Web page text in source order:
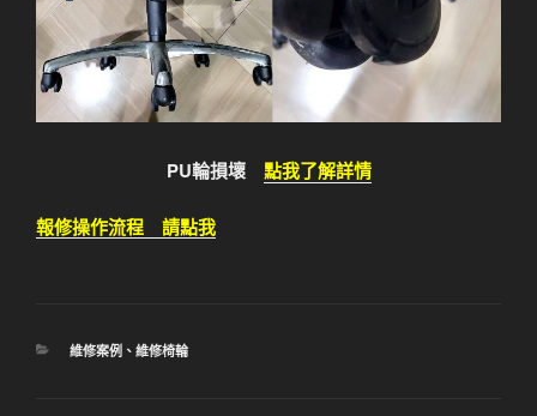
PU輪損壞 點我了解詳情
報修操作流程 請點我
分
維修案例 、 維修椅輪